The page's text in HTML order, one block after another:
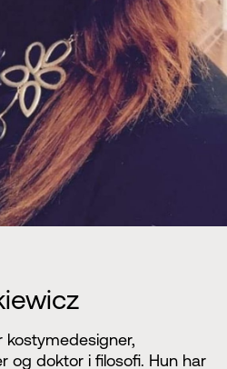
kostymedesigner,
og doktor i filosofi. Hun har